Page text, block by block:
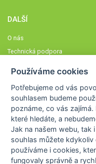
DALŠÍ
O nás
Technická podpora
Členové STOBklubu
Zásady nakládání s osobními
Otestujte se
Spočítejte si
Výzva 52
Používáme cookies
Potřebujeme od vás
souhlasem budeme
poznáme,co vás zajímá.
které hledáte, a
Jak na našem webu, tak
souhlas můžete
používáme i cookies,
fungovaly správně a